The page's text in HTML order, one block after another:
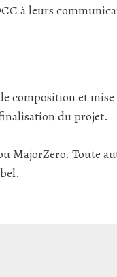
à leurs
composition et
du projet.
­MajorZero. Toute